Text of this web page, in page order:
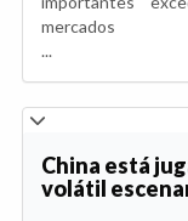
mercados
...
China está
volátil